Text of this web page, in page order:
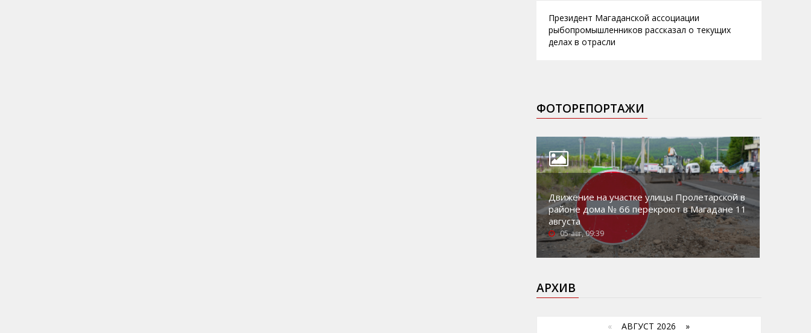
Президент Магаданской ассоциации
рыбопромышленников рассказал о текущих
делах в отрасли
ФОТОРЕПОРТАЖИ
Движение на участке улицы Пролетарской в
районе дома № 66 перекроют в Магадане 11
августа
05-авг, 09:39
АРХИВ
« АВГУСТ 2026 »